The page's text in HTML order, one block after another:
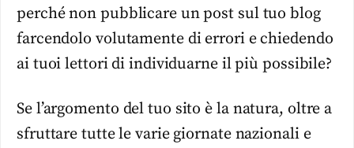
perché non pubblicare un post sul tuo blog
farcendolo volutamente di errori e chiedendo
ai tuoi lettori di individuarne il più possibile?
Se l’argomento del tuo sito è la natura, oltre a
sfruttare tutte le varie giornate nazionali e